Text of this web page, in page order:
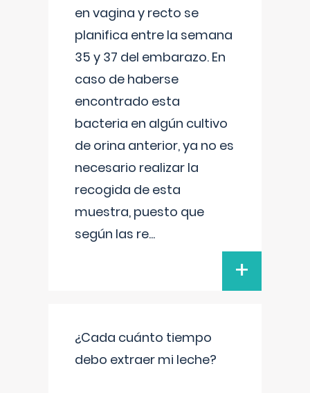
en vagina y recto se
planifica entre la semana
35 y 37 del embarazo. En
caso de haberse
encontrado esta
bacteria en algún cultivo
de orina anterior, ya no es
necesario realizar la
recogida de esta
muestra, puesto que
según las re...
+
¿Cada cuánto tiempo
debo extraer mi leche?